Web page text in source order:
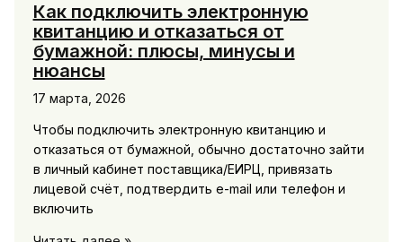
Как подключить электронную
квитанцию и отказаться от
бумажной: плюсы, минусы и
нюансы
17 марта, 2026
Чтобы подключить электронную квитанцию и
отказаться от бумажной, обычно достаточно зайти
в личный кабинет поставщика/ЕИРЦ, привязать
лицевой счёт, подтвердить e-mail или телефон и
включить